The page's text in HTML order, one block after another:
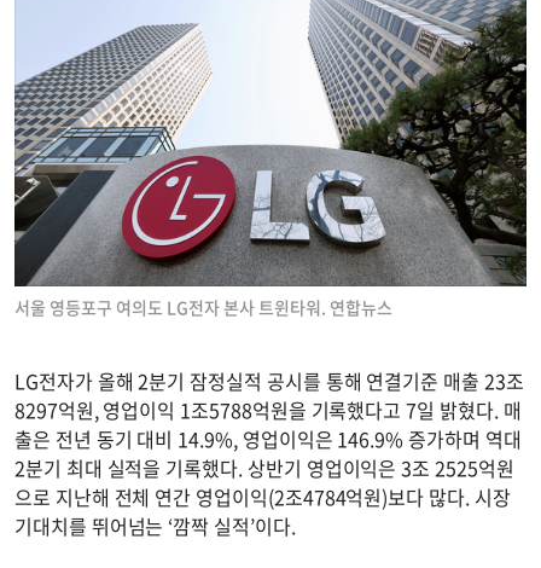
서울 영등포구 여의도 LG전자 본사 트윈타워. 연합뉴스
LG전자가 올해 2분기 잠정실적 공시를 통해 연결기준 매출 23조
8297억원, 영업이익 1조5788억원을 기록했다고 7일 밝혔다. 매
출은 전년 동기 대비 14.9%, 영업이익은 146.9% 증가하며 역대
2분기 최대 실적을 기록했다. 상반기 영업이익은 3조 2525억원
으로 지난해 전체 연간 영업이익(2조4784억원)보다 많다. 시장
기대치를 뛰어넘는 ‘깜짝 실적’이다.